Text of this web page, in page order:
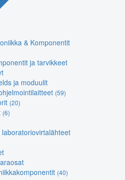
& Komponentit
ja tarvikkeet
ja moduulit
(59)
(20)
(6)
(40)